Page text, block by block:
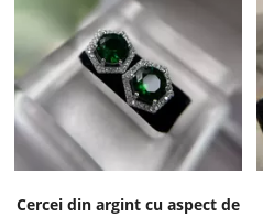
Cercei din argint cu aspect de